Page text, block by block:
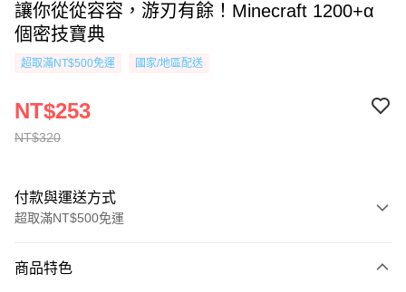
讓你從從容容，游刃有餘！Minecraft 1200+α
個密技寶典
超取滿NT$500免運 國家/地區配送
NT$320
NT$253
付款與運送方式
超取滿NT$500免運
信用卡一次付款
商品特色